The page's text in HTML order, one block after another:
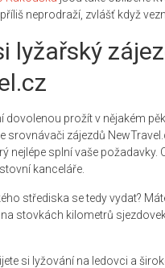
neprodraží, zvlášť když
lyžařský
dovolenou prožít v nějakém
srovnávači zájezdů
nejlépe splní vaše
kanceláře.
střediska se tedy vydat?
stovkách kilometrů
si lyžování na ledovci a